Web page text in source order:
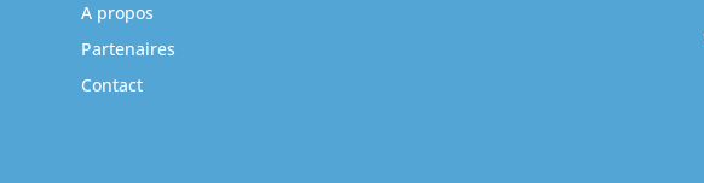
A propos
Partenaires
Contact